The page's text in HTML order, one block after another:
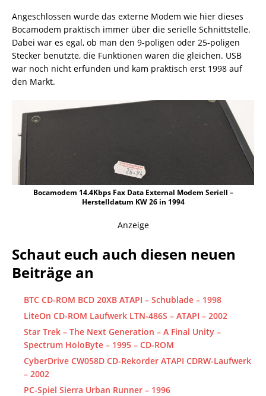
Angeschlossen wurde das externe Modem wie hier dieses
Bocamodem praktisch immer über die serielle Schnittstelle.
Dabei war es egal, ob man den 9-poligen oder 25-poligen
Stecker benutzte, die Funktionen waren die gleichen. USB
war noch nicht erfunden und kam praktisch erst 1998 auf
den Markt.
Bocamodem 14.4Kbps Fax Data External Modem Seriell –
Herstelldatum KW 26 in 1994
Anzeige
Schaut euch auch diesen neuen
Beiträge an
BTC CD-ROM BCD 20XB ATAPI – Schublade – 1998
LiteOn CD-ROM Laufwerk LTN-486S – ATAPI – 2002
Star Trek – The Next Generation – A Final Unity –
Spectrum HoloByte – 1995 – CD-ROM
CyberDrive CW058D CD-Rekorder ATAPI CDRW-Laufwerk
– 2002
PC-Spiel Sierra Urban Runner – 1996